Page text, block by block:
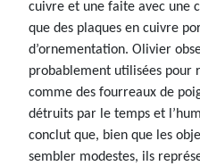
cuivre et une faite avec une
que des plaques en cuivre
d’ornementation. Olivier
probablement utilisées pour
comme des fourreaux de
détruits par le temps et
conclut que, bien que les
sembler modestes, ils